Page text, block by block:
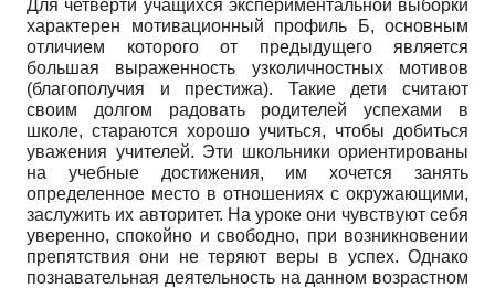
Для четверти учащихся экспериментальной выборки
характерен мотивационный профиль Б, основным
отличием которого от предыдущего является
большая выраженность узколичностных мотивов
(благополучия и престижа). Такие дети считают
своим долгом радовать родителей успехами в
школе, стараются хорошо учиться, чтобы добиться
уважения учителей. Эти школьники ориентированы
на учебные достижения, им хочется занять
определенное место в отношениях с окружающими,
заслужить их авторитет. На уроке они чувствуют себя
уверенно, спокойно и свободно, при возникновении
препятствия они не теряют веры в успех. Однако
познавательная деятельность на данном возрастном